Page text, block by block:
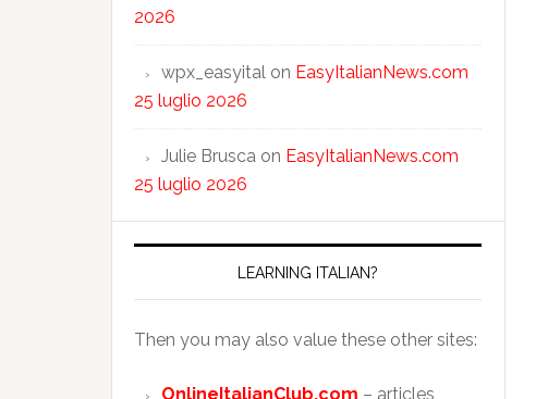
2026
wpx_easyital on EasyItalianNews.com
25 luglio 2026
Julie Brusca on EasyItalianNews.com
25 luglio 2026
LEARNING ITALIAN?
Then you may also value these other sites:
OnlineItalianClub.com – articles,